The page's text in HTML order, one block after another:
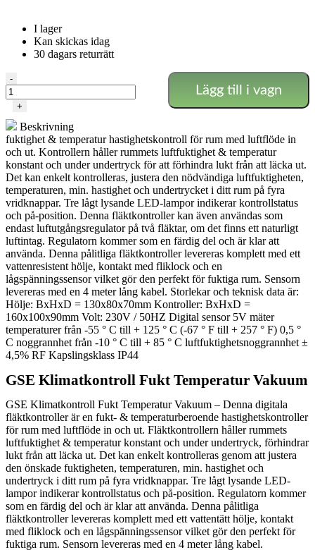
I lager
Kan skickas idag
30 dagars returrätt
GSE
Fukt-
tryck-
undertryck
mängd
-
+
Lägg till i vagn
Beskrivning
fuktighet & temperatur hastighetskontroll för rum med luftflöde in
och ut. Kontrollern håller rummets luftfuktighet & temperatur
konstant och under undertryck för att förhindra lukt från att läcka ut.
Det kan enkelt kontrolleras, justera den nödvändiga luftfuktigheten,
temperaturen, min. hastighet och undertrycket i ditt rum på fyra
vridknappar. Tre lågt lysande LED-lampor indikerar kontrollstatus
och på-position. Denna fläktkontroller kan även användas som
endast luftutgångsregulator på två fläktar, om det finns ett naturligt
luftintag. Regulatorn kommer som en färdig del och är klar att
använda. Denna pålitliga fläktkontroller levereras komplett med ett
vattenresistent hölje, kontakt med fliklock och en
lågspänningssensor vilket gör den perfekt för fuktiga rum. Sensorn
levereras med en 4 meter lång kabel. Storlekar och teknisk data är:
Hölje: BxHxD = 130x80x70mm Kontroller: BxHxD =
160x100x90mm Volt: 230V / 50HZ Digital sensor 5V mäter
temperaturer från -55 ° C till + 125 ° C (-67 ° F till + 257 ° F) 0,5 °
C noggrannhet från -10 ° C till + 85 ° C luftfuktighetsnoggrannhet ±
4,5% RF Kapslingsklass IP44
GSE Klimatkontroll Fukt Temperatur Vakuum
GSE Klimatkontroll Fukt Temperatur Vakuum – Denna digitala
fläktkontroller är en fukt- & temperaturberoende hastighetskontroller
för rum med luftflöde in och ut. Fläktkontrollern håller rummets
luftfuktighet & temperatur konstant och under undertryck, förhindrar
lukt från att läcka ut. Det kan enkelt kontrolleras genom att justera
den önskade fuktigheten, temperaturen, min. hastighet och
undertryck i ditt rum på fyra vridknappar. Tre lågt lysande LED-
lampor indikerar kontrollstatus och på-position. Regulatorn kommer
som en färdig del och är klar att använda. Denna pålitliga
fläktkontroller levereras komplett med ett vattentätt hölje, kontakt
med fliklock och en lågspänningssensor vilket gör den perfekt för
fuktiga rum. Sensorn levereras med en 4 meter lång kabel.